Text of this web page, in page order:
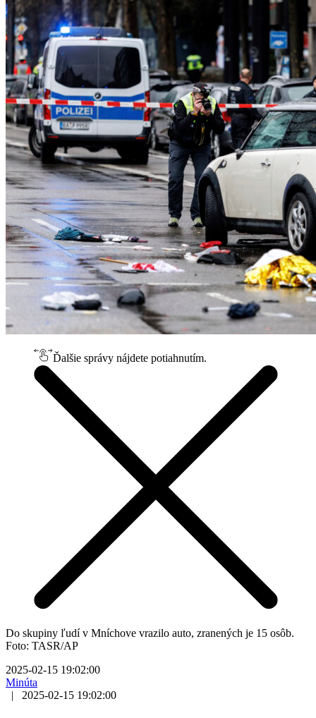
Ďalšie správy nájdete potiahnutím.
Do skupiny ľudí v Mníchove vrazilo auto, zranených je 15 osôb.
Foto: TASR/AP
2025-02-15 19:02:00
Minúta
|
2025-02-15 19:02:00